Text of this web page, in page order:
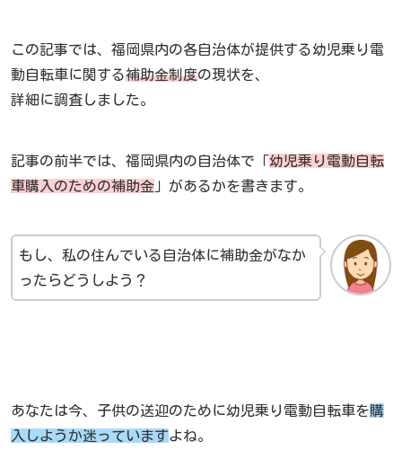
この記事では、福岡県内の各自治体が提供する幼児乗り電
動自転車に関する補助金制度の現状を、
詳細に調査しました。
記事の前半では、福岡県内の自治体で「幼児乗り電動自転
車購入のための補助金 」があるかを書きます。
もし、私の住んでいる自治体に補助金がなか
ったらどうしよう？
あなたは今、子供の送迎のために幼児乗り電動自転車を購
入しようか迷っていますよね。